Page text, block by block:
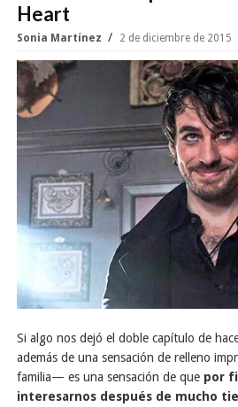
Heart
Sonia Martínez 2 de diciembre de 2015
Si algo nos dejó el doble capítulo de
además de una sensación de relleno
familia— es una sensación de que por
interesarnos después de mucho